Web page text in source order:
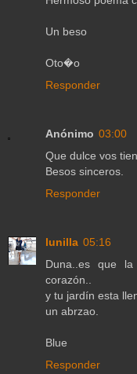
Un beso
Oto�o
Responder
Anónimo 03:00
Que dulce vos
Besos sinceros.
Responder
lunilla 05:16
Duna..es que
corazón..
y tu jardín esta
un abrzao.
Blue
Responder